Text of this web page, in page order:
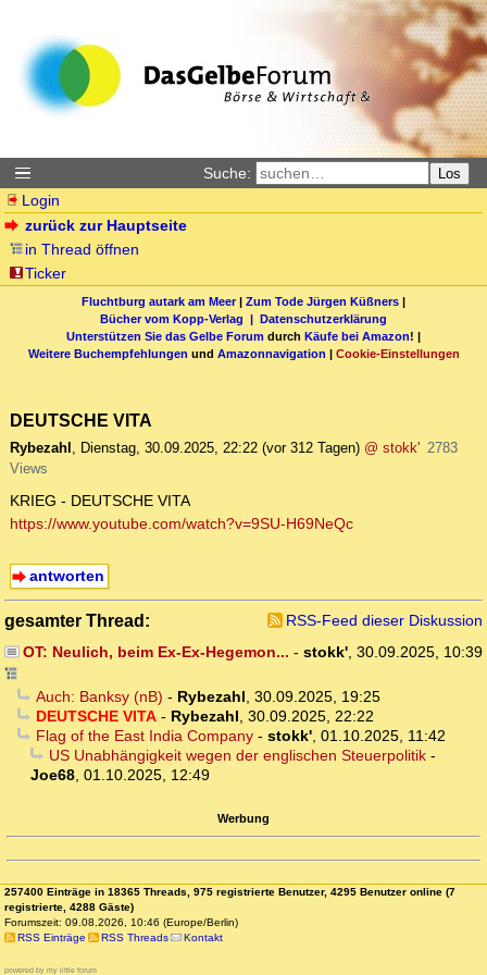
Suche: Los
Login
zurück zur Hauptseite
in Thread öffnen
Ticker
Fluchtburg autark am Meer| Zum Tode Jürgen Küßners |
Bücher vom Kopp-Verlag | Datenschutzerklärung
Unterstützen Sie das Gelbe Forum durch Käufe bei Amazon! |
Weitere Buchempfehlungen und Amazonnavigation | Cookie-Einstellungen
DEUTSCHE VITA
Rybezahl , Dienstag, 30.09.2025, 22:22 (vor 312 Tagen) @ stokk' 2783
Views
KRIEG - DEUTSCHE VITA
https://www.youtube.com/watch?v=9SU-H69NeQc
antworten
gesamter Thread:
RSS-Feed dieser Diskussion
OT: Neulich, beim Ex-Ex-Hegemon... - stokk', 30.09.2025, 10:39
Auch: Banksy (nB) - Rybezahl, 30.09.2025, 19:25
DEUTSCHE VITA- Rybezahl, 30.09.2025, 22:22
Flag of the East India Company- stokk', 01.10.2025, 11:42
US Unabhängigkeit wegen der englischen Steuerpolitik-
Joe68, 01.10.2025, 12:49
Werbung
257400 Einträge in 18365 Threads, 975 registrierte Benutzer, 4295 Benutzer online (7
registrierte, 4288 Gäste)
Forumszeit: 09.08.2026, 10:46 (Europe/Berlin)
RSS Einträge
RSS Threads Kontakt
powered by my little forum